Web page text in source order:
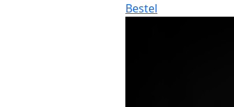
Bestel